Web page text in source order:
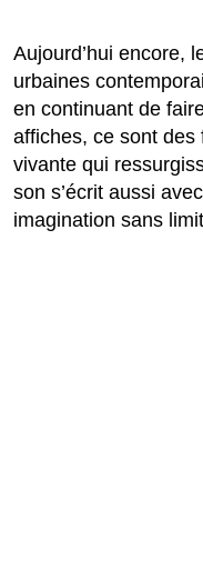
Aujourd’hui encore,
urbaines
en continuant de
affiches, ce sont des
vivante qui
son s’écrit aussi
imagination sans